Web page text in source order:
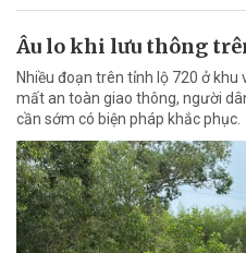
Âu lo khi lưu thông
Nhiều đoạn trên tỉnh lộ 720 ở
mất an toàn giao thông, người
cần sớm có biện pháp khắc phục.